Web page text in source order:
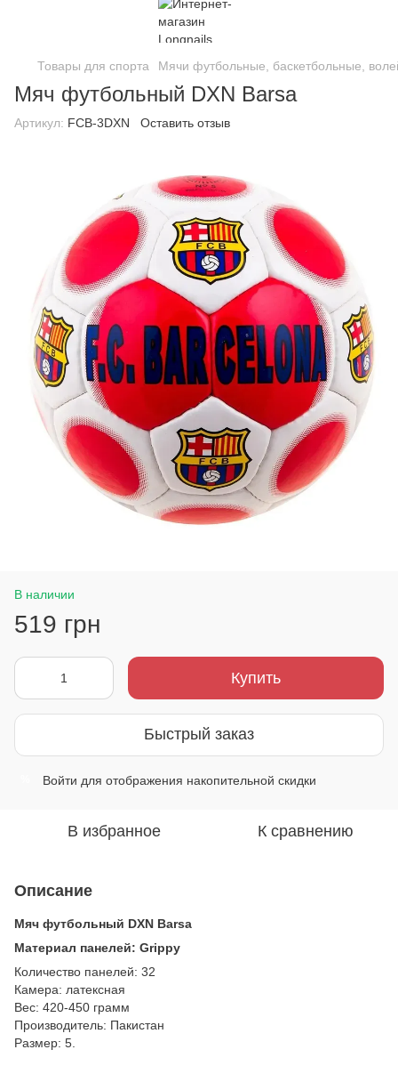
Товары для спорта Мячи футбольные, баскетбольные,
Мяч футбольный DXN Barsa
Артикул: FCB-3DXN Оставить отзыв
В наличии
519 грн
Купить
Быстрый заказ
Войти для отображения накопительной скидки
В избранное К сравнению
Описание
Мяч футбольный DXN Barsa
Материал панелей: Grippy
Количество панелей: 32
Камера: латексная
Вес: 420-450 грамм
Производитель: Пакистан
Размер: 5.